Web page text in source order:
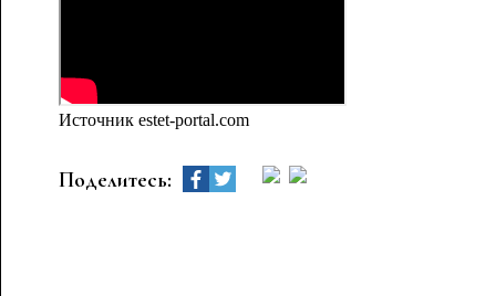
Источник estet-portal.com
Поделитесь: